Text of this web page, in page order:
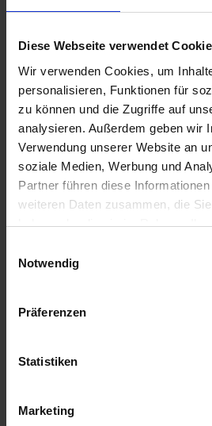
Diese Webseite verwendet
Wir verwenden Cookies, um
personalisieren, Funktionen für
zu können und die Zugriffe auf
analysieren. Außerdem geben wir
Verwendung unserer Website an
soziale Medien, Werbung und
Partner führen diese
weiteren Daten zusammen, die
haben oder die sie im Rahmen
Cookies, wenn Sie unsere
Notwendig
Präferenzen
Statistiken
Marketing
12. Maggio 2022
Il software usato è
Vestiti in cotone biologico,
imballaggi di carta: in privato,
prestano consapevolmente
acquisti sostenibili. Ma anche il
ha chiesto agli oltre 150
provenienti da aziende, enti